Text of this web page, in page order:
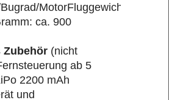
MotorFluggewicht
ca. 900
Zubehör (nicht
ab 5
2200 mAh
und